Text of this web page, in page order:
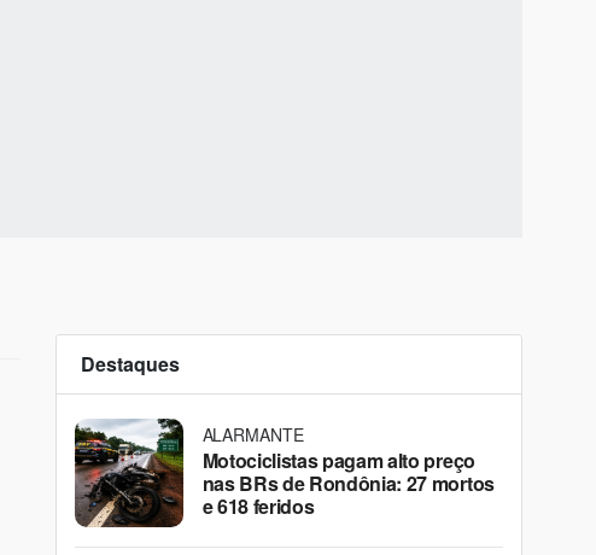
Destaques
ALARMANTE
Motociclistas pagam alto preço
nas BRs de Rondônia: 27 mortos
e 618 feridos